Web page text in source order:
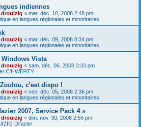
indiennes
drouizig « mer. déc. 10, 2008 2:48 pm
en langues régionales et minoritaires
drouizig « mar. déc. 09, 2008 8:34 pm
en langues régionales et minoritaires
Windows Vista
drouizig « sam. déc. 06, 2008 3:33 pm
C'HWERTY
c'est dispo !
drouizig « ven. déc. 05, 2008 2:36 pm
en langues régionales et minoritaires
2007, Service Pack 4 »
drouizig « dim. nov. 30, 2008 2:55 pm
Difazier